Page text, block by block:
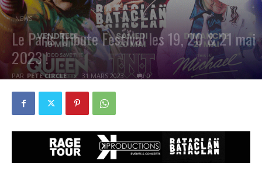
NEWS
Le Paris Tribute Festival les 19, 20 & 21 mai
2023 !
PAR PETE CIRCLE 31 MARS 2023 0